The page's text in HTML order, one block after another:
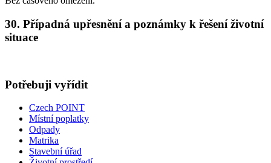
30. Případná upřesnění a poznámky k řešení životní
situace
Potřebuji vyřídit
Czech POINT
Místní poplatky
Odpady
Matrika
Stavební úřad